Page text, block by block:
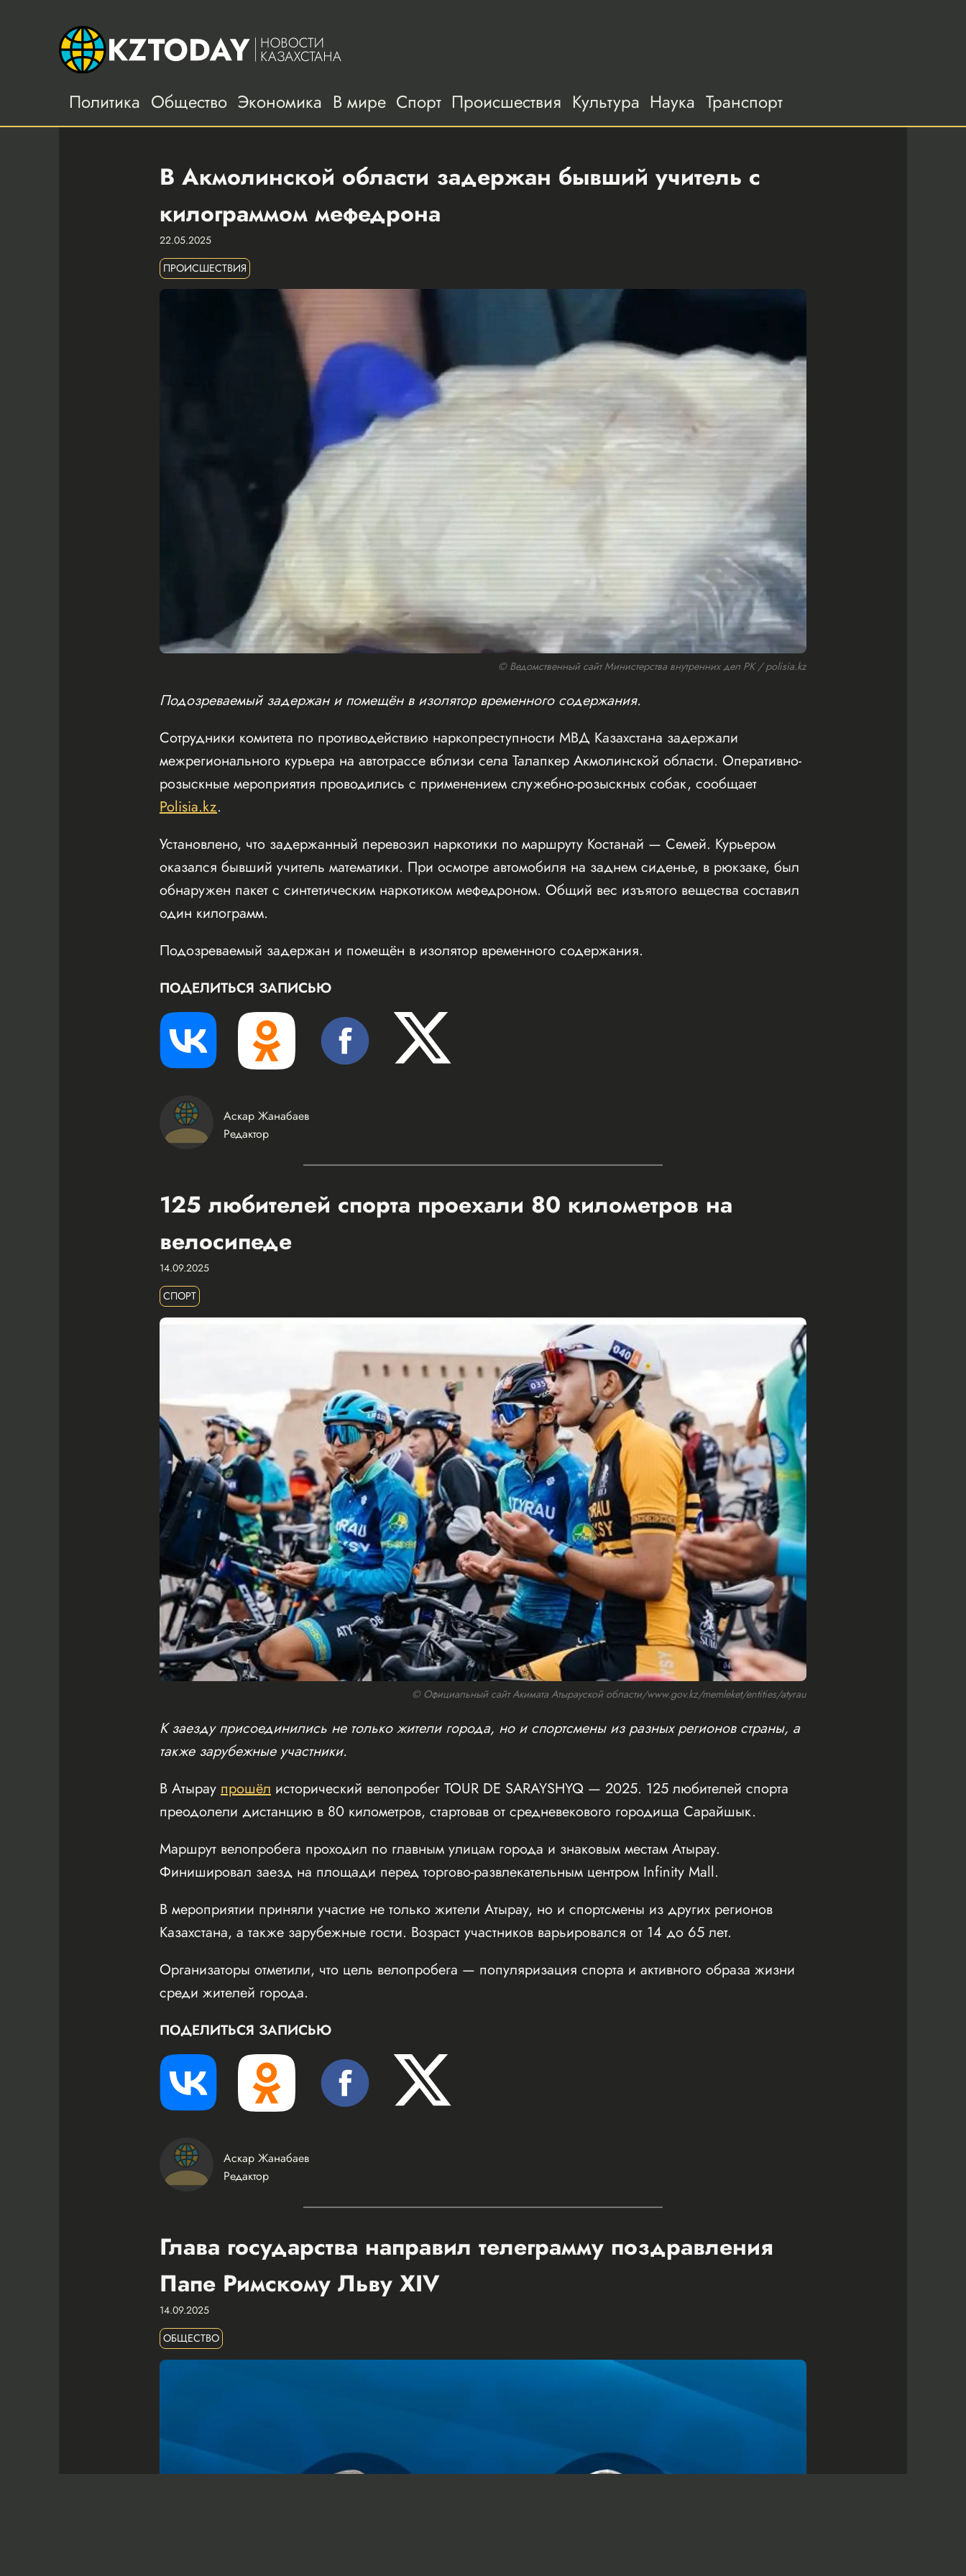
Политика Общество Экономика В мире Спорт Происшествия Культура Наука Транспорт
В Акмолинской области задержан бывший учитель с
килограммом мефедрона
22.05.2025
ПРОИСШЕСТВИЯ
© Ведомственный сайт Министерства внутренних дел РК / polisia.kz
Подозреваемый задержан и помещён в изолятор временного содержания.
Сотрудники комитета по противодействию наркопреступности МВД Казахстана задержали
межрегионального курьера на автотрассе вблизи села Талапкер Акмолинской области. Оперативно-
розыскные мероприятия проводились с применением служебно-розыскных собак, сообщает
Polisia.kz.
Установлено, что задержанный перевозил наркотики по маршруту Костанай — Семей. Курьером
оказался бывший учитель математики. При осмотре автомобиля на заднем сиденье, в рюкзаке, был
обнаружен пакет с синтетическим наркотиком мефедроном. Общий вес изъятого вещества составил
один килограмм.
Подозреваемый задержан и помещён в изолятор временного содержания.
ПОДЕЛИТЬСЯ ЗАПИСЬЮ
Аскар Жанабаев
Редактор
125 любителей спорта проехали 80 километров на
велосипеде
14.09.2025
СПОРТ
© Официальный сайт Акимата Атырауской области/www.gov.kz/memleket/entities/atyrau
К заезду присоединились не только жители города, но и спортсмены из разных регионов страны, а
также зарубежные участники.
В Атырау прошёл исторический велопробег TOUR DE SARAYSHYQ — 2025. 125 любителей спорта
преодолели дистанцию в 80 километров, стартовав от средневекового городища Сарайшык.
Маршрут велопробега проходил по главным улицам города и знаковым местам Атырау.
Финишировал заезд на площади перед торгово-развлекательным центром Infinity Mall.
В мероприятии приняли участие не только жители Атырау, но и спортсмены из других регионов
Казахстана, а также зарубежные гости. Возраст участников варьировался от 14 до 65 лет.
Организаторы отметили, что цель велопробега — популяризация спорта и активного образа жизни
среди жителей города.
ПОДЕЛИТЬСЯ ЗАПИСЬЮ
Аскар Жанабаев
Редактор
Глава государства направил телеграмму поздравления
Папе Римскому Льву XIV
14.09.2025
ОБЩЕСТВО